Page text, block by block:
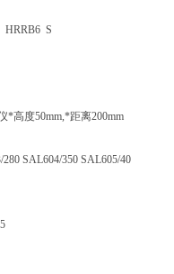
HRRB6 S
*高度50mm,*距离200mm
280 SAL604/350 SAL605/40
V5